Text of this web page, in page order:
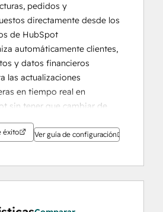
pedidos y
directamente desde los
de HubSpot
automáticamente clientes,
y datos financieros
las actualizaciones
en tiempo real en
sin tener que cambiar de
facturas fraccionadas,
de facturación avanzados
éxito Ver guía de configuración